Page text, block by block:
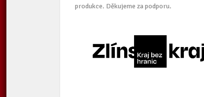
produkce. Děkujeme za podporu.